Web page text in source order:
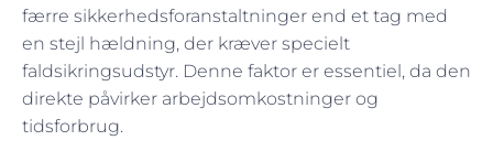
færre sikkerhedsforanstaltninger end et tag med
en stejl hældning, der kræver specielt
faldsikringsudstyr. Denne faktor er essentiel, da den
direkte påvirker arbejdsomkostninger og
tidsforbrug.